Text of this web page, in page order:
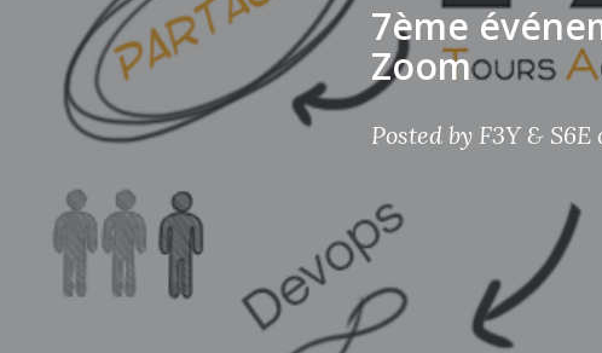
7ème
Zoom
Posted by F3Y & S6E